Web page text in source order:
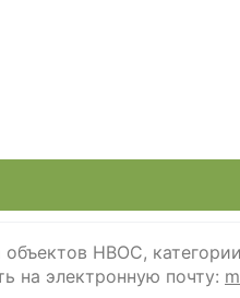
НВОС,
на электроннyю почту: